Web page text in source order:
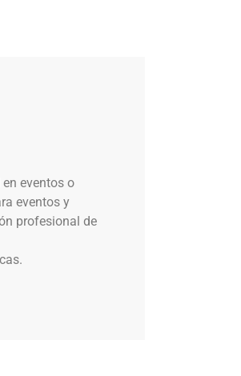
eventos o
eventos y
profesional de